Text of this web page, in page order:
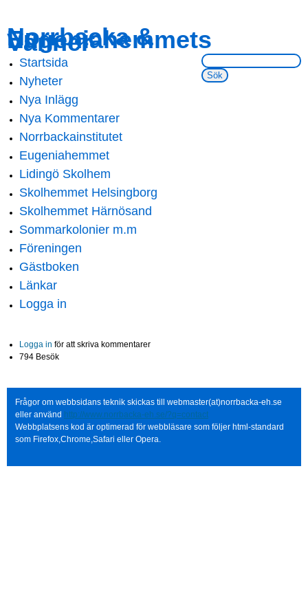
main
content
navigation
Norrbacka &
Eugeniahemmets
Vänner
Sök på webbsidan:
Main menu
Startsida
Nyheter
Nya Inlägg
Nya Kommentarer
Norrbackainstitutet
Eugeniahemmet
Lidingö Skolhem
Skolhemmet Helsingborg
Skolhemmet Härnösand
Sommarkolonier m.m
Föreningen
Gästboken
Länkar
Logga in
Logga in för att skriva kommentarer
794 Besök
Frågor om webbsidans teknik skickas till webmaster(at)norrbacka-eh.se
eller använd http://www.norrbacka-eh.se/?q=contact
Webbplatsens kod är optimerad för webbläsare som följer html-standard
som Firefox,Chrome,Safari eller Opera.